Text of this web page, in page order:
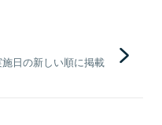
日の新しい順に掲載